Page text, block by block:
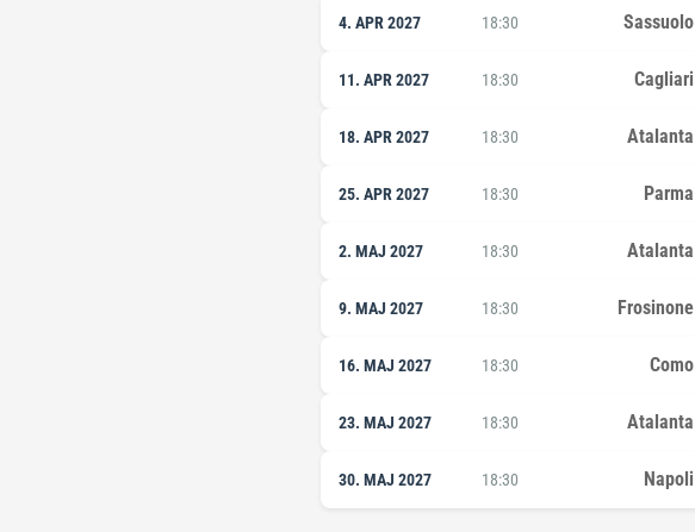
4. APR 2027 18:30 Sassuolo
11. APR 2027 18:30 Cagliari
18. APR 2027 18:30 Atalanta
25. APR 2027 18:30 Parma
2. MAJ 2027 18:30 Atalanta
9. MAJ 2027 18:30 Frosinone
16. MAJ 2027 18:30 Como
23. MAJ 2027 18:30 Atalanta
30. MAJ 2027 18:30 Napoli